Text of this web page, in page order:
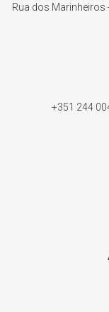
Rua dos Marinheiros
+351 244